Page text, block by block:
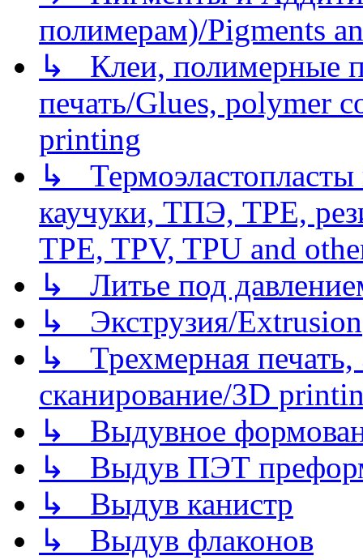
полимерам)/Pigments
↳ Клеи, полимерные
печать/Glues, polymer
printing
↳
каучуки, ТПЭ, TPE,
TPE, TPV, TPU and
↳ Литье под
↳ Экструзия/Extrusion
↳ Трехмерная
сканирование/3D
↳ Выдувное
↳ Выдув ПЭТ
↳ Выдув канистр
↳ Выдув флаконов